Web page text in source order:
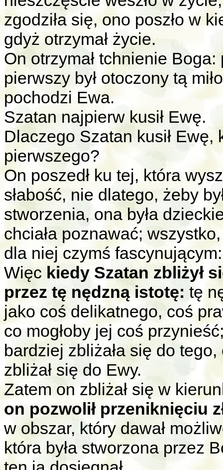
zgodziła się, ono poszło w
gdyż otrzymał życie.
On otrzymał tchnienie
pierwszy był otoczony tą
pochodzi Ewa.
Szatan najpierw kusił Ewę.
Dlaczego Szatan kusił
pierwszego?
On poszedł ku tej, która
słabość, nie dlatego, żeby
stworzenia, ona była
chciała poznawać;
dla niej czymś
Więc kiedy Szatan zbliżył
przez tę nędzną istotę: tę
jako coś delikatnego, coś
co mogłoby jej coś
bardziej zbliżała się do
zbliżał się do Ewy.
Zatem on zbliżał się w
on pozwolił przeniknięciu
w obszar, który dawał
która była stworzona przez